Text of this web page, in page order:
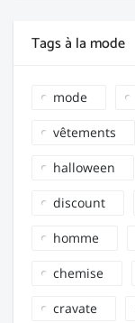
Tags à la mode
mode
vêtements
halloween
discount
homme
chemise
cravate